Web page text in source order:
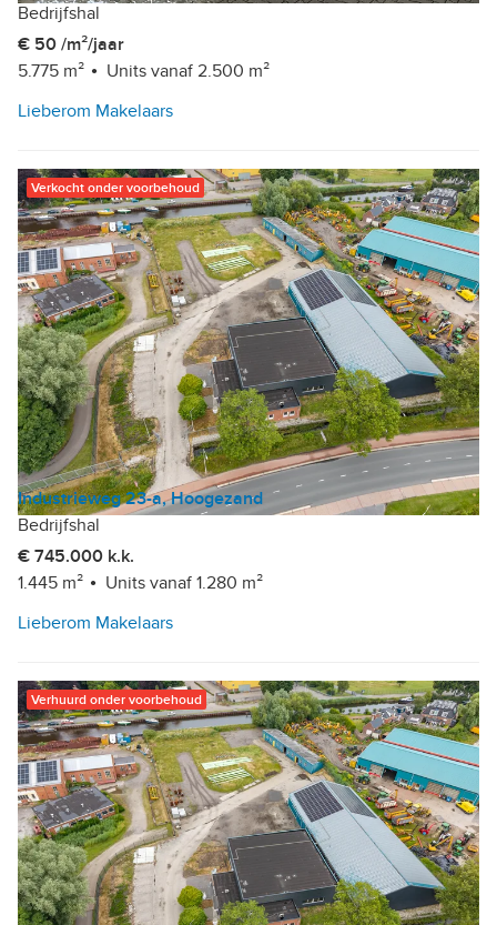
Bedrijfshal
€ 50 /m²/jaar
5.775 m²
Units vanaf 2.500 m²
Lieberom Makelaars
Verkocht onder voorbehoud
Industrieweg 23-a, Hoogezand
Bedrijfshal
€ 745.000 k.k.
1.445 m²
Units vanaf 1.280 m²
Lieberom Makelaars
Verhuurd onder voorbehoud